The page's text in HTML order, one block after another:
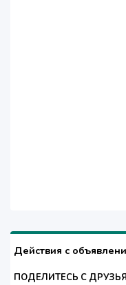
Действия с
ПОДЕЛИТЕСЬ С